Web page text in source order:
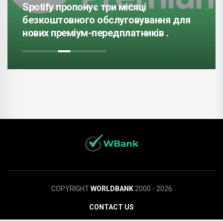
Spotify пропонує три місяці
безкоштовного обслуговування для
нових преміум-передплатників .
COPYRIGHTWORLDBANK2000 - 2026
CONTACT US